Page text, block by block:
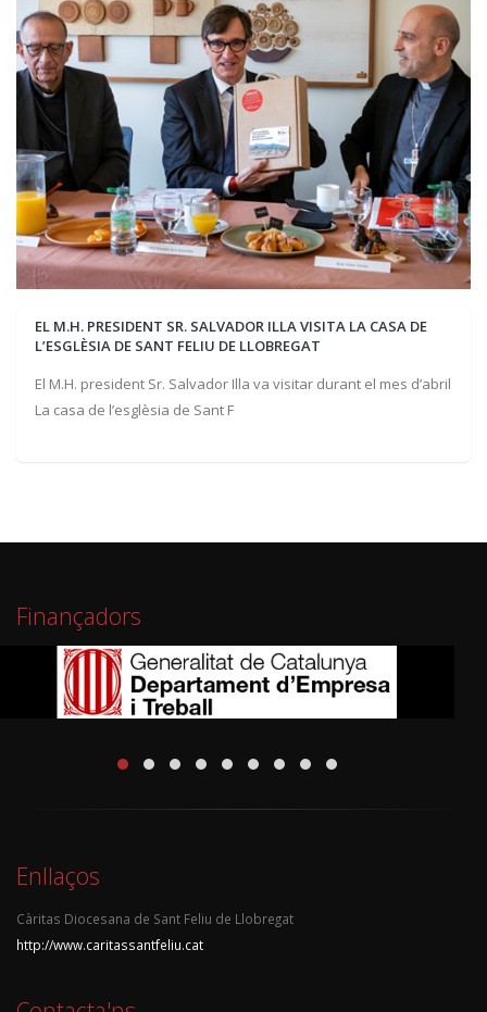
EL M.H. PRESIDENT SR. SALVADOR ILLA VISITA LA CASA DE
L’ESGLÈSIA DE SANT FELIU DE LLOBREGAT
El M.H. president Sr. Salvador Illa va visitar durant el mes d’abril
La casa de l’esglèsia de Sant F
Finançadors
Enllaços
Càritas Diocesana de Sant Feliu de Llobregat
http://www.caritassantfeliu.cat